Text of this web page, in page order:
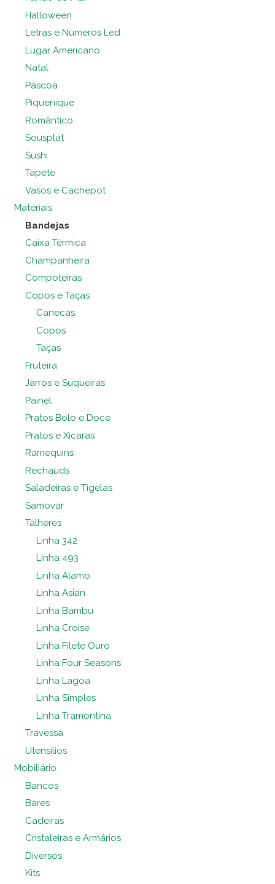
Halloween
Letras e Números Led
Lugar Americano
Natal
Páscoa
Piquenique
Romântico
Sousplat
Sushi
Tapete
Vasos e Cachepot
Materiais
Bandejas
Caixa Térmica
Champanheira
Compoteiras
Copos e Taças
Canecas
Copos
Taças
Fruteira
Jarros e Suqueiras
Painel
Pratos Bolo e Doce
Pratos e Xícaras
Ramequins
Rechauds
Saladeiras e Tigelas
Samovar
Talheres
Linha 342
Linha 493
Linha Alamo
Linha Asian
Linha Bambu
Linha Croise
Linha Filete Ouro
Linha Four Seasons
Linha Lagoa
Linha Simples
Linha Tramontina
Travessa
Utensílios
Mobiliário
Bancos
Bares
Cadeiras
Cristaleiras e Armários
Diversos
Kits